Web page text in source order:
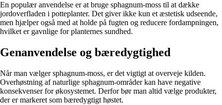
En populær anvendelse er at bruge sphagnum-moss til at dække
jordoverfladen i potteplanter. Det giver ikke kun et æstetisk udseende,
men hjælper også med at holde på fugten og reducere fordampningen,
hvilket er gavnlige for planternes sundhed.
Genanvendelse og bæredygtighed
Når man vælger sphagnum-moss, er det vigtigt at overveje kilden.
Overhøstning af naturlige sphagnum-områder kan have negative
konsekvenser for økosystemet. Derfor bør man altid vælge produkter,
der er markeret som bæredygtigt høstet.